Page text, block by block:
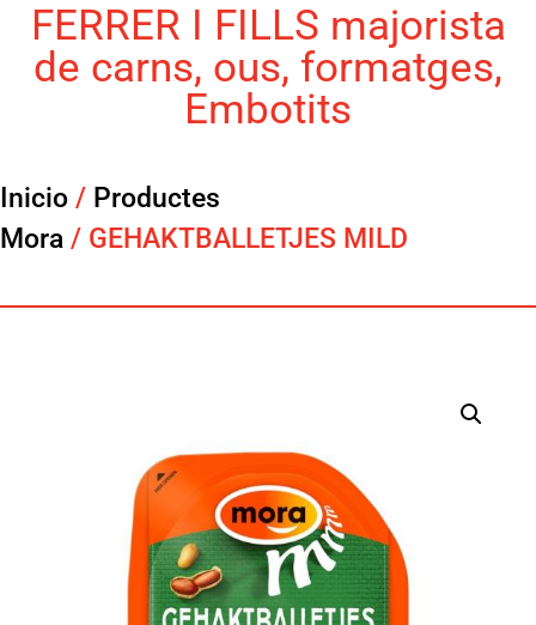
FERRER I FILLS majorista
de carns, ous, formatges,
Embotits
Inicio / Productes
Mora / GEHAKTBALLETJES MILD